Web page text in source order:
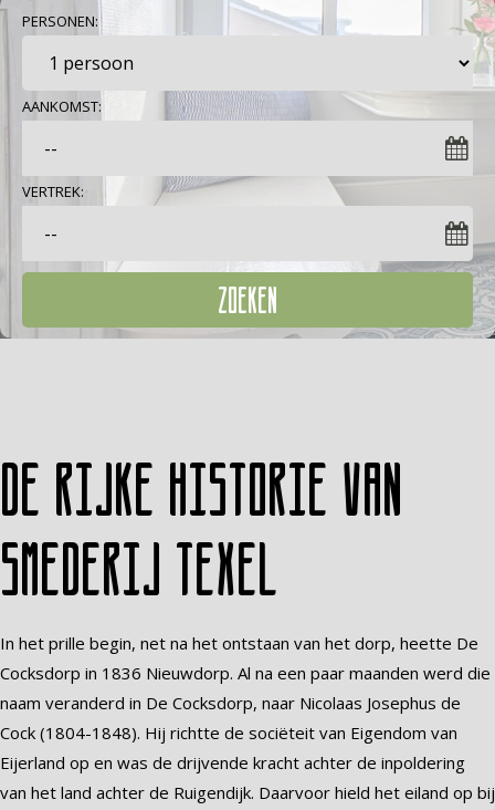
PERSONEN:
AANKOMST:
VERTREK:
ZOEKEN
De rijke historie van
Smederij Texel
In het prille begin, net na het ontstaan van het dorp, heette De
Cocksdorp in 1836 Nieuwdorp. Al na een paar maanden werd die
naam veranderd in De Cocksdorp, naar Nicolaas Josephus de
Cock (1804-1848). Hij richtte de sociëteit van Eigendom van
Eijerland op en was de drijvende kracht achter de inpoldering
van het land achter de Ruigendijk. Daarvoor hield het eiland op bij